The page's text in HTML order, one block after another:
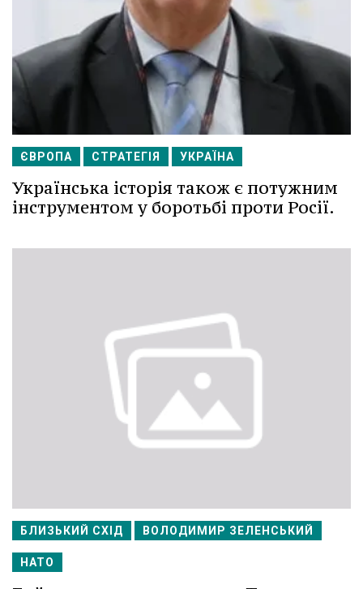
ЄВРОПА СТРАТЕГІЯ УКРАЇНА
Українська історія також є потужним
інструментом у боротьбі проти Росії.
БЛИЗЬКИЙ СХІД ВОЛОДИМИР ЗЕЛЕНСЬКИЙ
НАТО